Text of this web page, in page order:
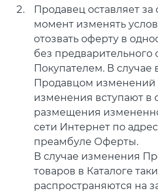
Продавец оставляет
момент изменять
отозвать оферту в
без предварительного
Покупателем. В случае
Продавцом изменений
изменения вступают в
размещения
сети Интернет по
преамбуле Оферты.
В случае изменения
товаров в Каталоге
распространяются на